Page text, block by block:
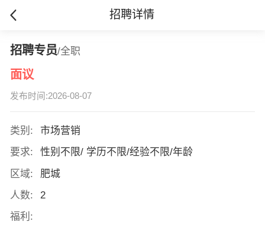
招聘详情
招聘专员/全职
面议
发布时间:2026-08-07
类别:
市场营销
要求:
性别不限/ 学历不限/经验不限/年龄
区域:
肥城
人数:
2
福利: